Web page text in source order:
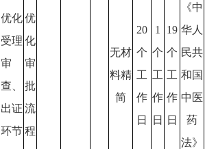
优化
受理
审
查、
出证
环节
优
化
审
批
流
程
无材
料精
简
20
个
工
作
日
1
个
工
作
日
19
个
工
作
日
《中
华人
民共
和国
中医
药
法》